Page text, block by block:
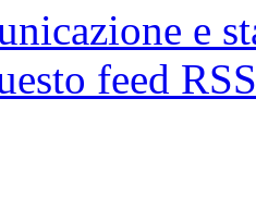
e
feed RSS